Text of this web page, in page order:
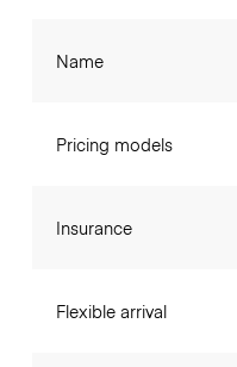
Name
Pricing models
Insurance
Flexible arrival